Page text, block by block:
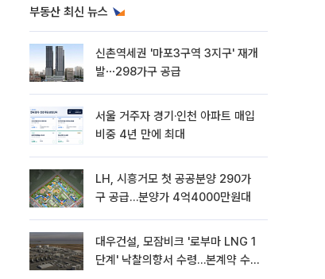
부동산 최신 뉴스
신촌역세권 '마포3구역 3지구' 재개
발⋯298가구 공급
서울 거주자 경기·인천 아파트 매입
비중 4년 만에 최대
LH, 시흥거모 첫 공공분양 290가
구 공급…분양가 4억4000만원대
대우건설, 모잠비크 '로부마 LNG 1
단계' 낙찰의향서 수령…본계약 수